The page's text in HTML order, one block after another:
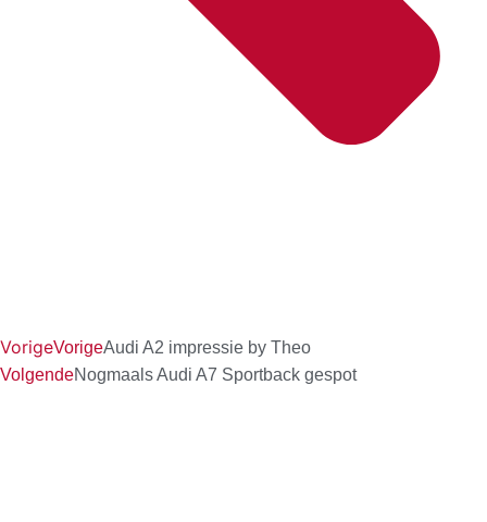
VorigeVorigeAudi A2 impressie by Theo
VolgendeNogmaals Audi A7 Sportback gespot